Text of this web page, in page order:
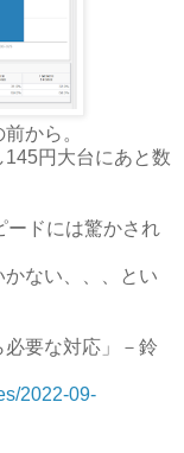
から。
円大台にあと数
ードには驚かされ
ない、、、とい
要な対応」－鈴
2022-09-